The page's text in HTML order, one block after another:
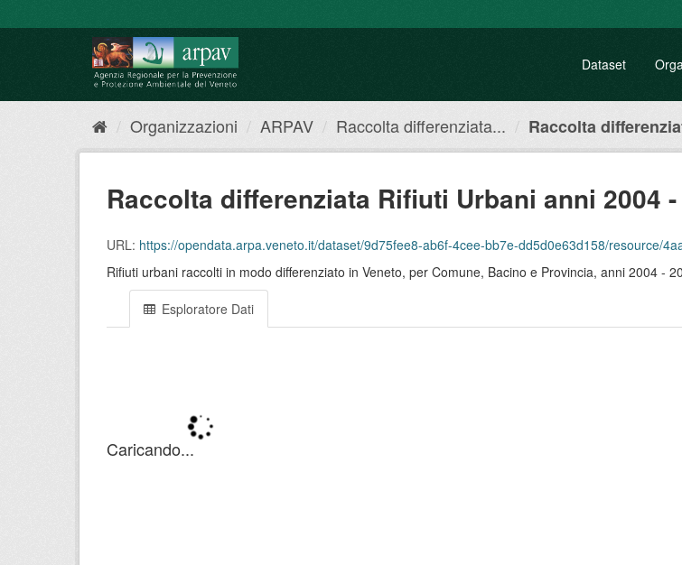
al
Dataset
Organizzazioni ARPAV Raccolta differenziata... Raccolta
Raccolta differenziata Rifiuti Urbani anni 2004 -
URL: https://opendata.arpa.veneto.it/dataset/9d75fee8-ab6f-4cee-bb7e-dd5d0e63d158/resource/4aa45e9c-
Rifiuti urbani raccolti in modo differenziato in Veneto, per Comune, Bacino e Provincia, anni 2004 -
Esploratore Dati